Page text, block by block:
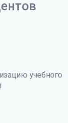
учебного